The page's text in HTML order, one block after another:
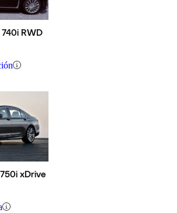
RWD
xDrive